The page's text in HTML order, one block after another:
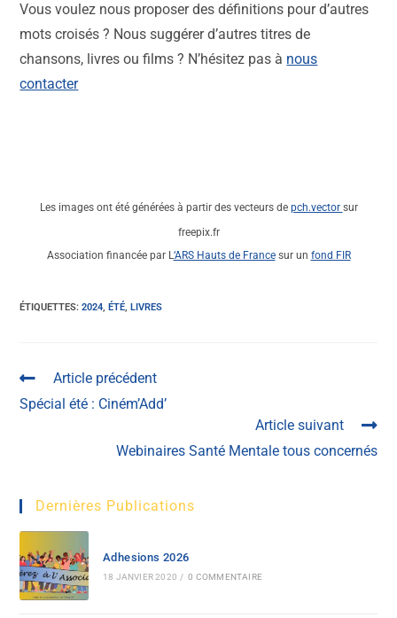
Vous voulez nous proposer des définitions pour d’autres
mots croisés ? Nous suggérer d’autres titres de
chansons, livres ou films ? N’hésitez pas à nous
contacter
Les images ont été générées à partir des vecteurs de pch.vector sur
freepix.fr
Association financée par L‘ARS Hauts de Francesur un fond FIR
ÉTIQUETTES:2024, ÉTÉ, LIVRES
Article précédent
Spécial été : Ciném’Add’
Article suivant
Webinaires Santé Mentale tous concernés
Dernières Publications
Adhesions 2026
18 JANVIER 2020 / 0 COMMENTAIRE